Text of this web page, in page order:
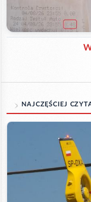
NAJCZĘŚCIEJ